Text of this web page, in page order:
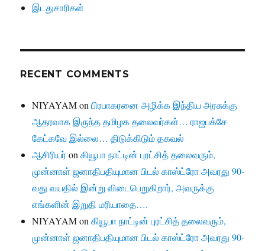
இடதுசாரிகள்
RECENT COMMENTS
NIYAYAMonபிரபாகரனை அழிக்க இந்திய அரசுக்கு
ஆதரவாக இருந்த தமிழக தலைவர்கள்… ராஜபக்சே
கேட்கவே இல்லை… திடுக்கிடும் தகவல்
ஆசிரியர்onகியூபா நாட்டின் புரட்சித் தலைவரும்,
முன்னாள் ஜனாதிபதியுமான பிடல் காஸ்ட்ரோ அவரது 90-
வது வயதில் இன்று விடைபெறுகிறார், அவருக்கு
எங்களின் இறுதி மரியாதை….
NIYAYAMonகியூபா நாட்டின் புரட்சித் தலைவரும்,
முன்னாள் ஜனாதிபதியுமான பிடல் காஸ்ட்ரோ அவரது 90-